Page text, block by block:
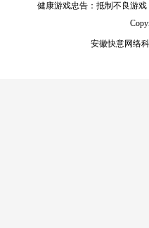
健康游戏忠告：抵制不良游
安徽快意网络